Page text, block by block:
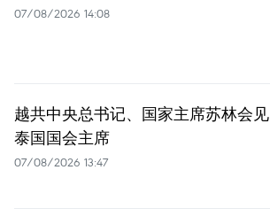
07/08/2026 14:08
越共中央总书记、国家主席苏林会见
泰国国会主席
07/08/2026 13:47